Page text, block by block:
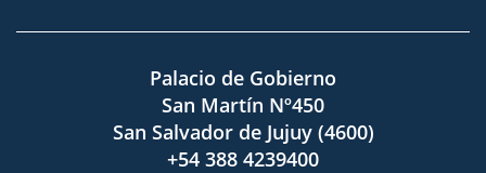
Palacio de Gobierno
San Martín Nº450
San Salvador de Jujuy (4600)
+54 388 4239400